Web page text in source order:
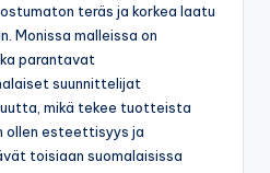
teräs ja korkea laatu
Monissa malleissa on
parantavat
suunnittelijat
mikä tekee tuotteista
ollen esteettisyys ja
toisiaan suomalaisissa